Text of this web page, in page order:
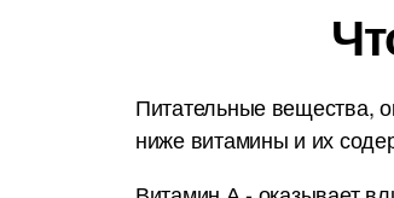
Питательные вещества,
ниже витамины и их